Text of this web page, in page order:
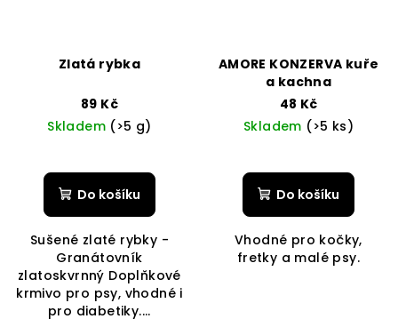
Zlatá rybka
89 Kč
Skladem (>5 g)
Do košíku
Sušené zlaté rybky -
Granátovník
zlatoskvrnný Doplňkové
krmivo pro psy, vhodné i
pro diabetiky....
AMORE KONZERVA kuře
a kachna
48 Kč
Skladem (>5 ks)
Do košíku
Vhodné pro kočky,
fretky a malé psy.